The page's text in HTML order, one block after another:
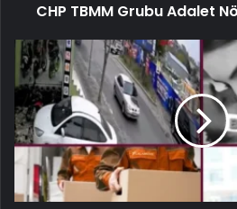
CHP TBMM Grubu Adalet